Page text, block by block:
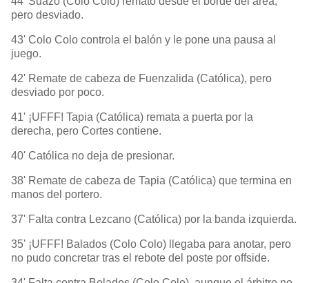
pero desviado.
43' Colo Colo controla el balón y le pone una pausa al
juego.
42' Remate de cabeza de Fuenzalida (Católica), pero
desviado por poco.
41' ¡UFFF! Tapia (Católica) remata a puerta por la
derecha, pero Cortes contiene.
40' Católica no deja de presionar.
38' Remate de cabeza de Tapia (Católica) que termina en
manos del portero.
37' Falta contra Lezcano (Católica) por la banda izquierda.
35' ¡UFFF! Balados (Colo Colo) llegaba para anotar, pero
no pudo concretar tras el rebote del poste por offside.